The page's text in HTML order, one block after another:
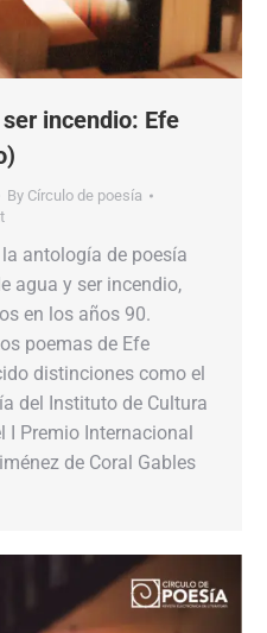
incendio: Efe
By Círculo de poesía
antología de poesía
agua y ser incendio,
en los años 90.
poemas de Efe
distinciones como el
del Instituto de Cultura
I Premio Internacional
de Coral Gables